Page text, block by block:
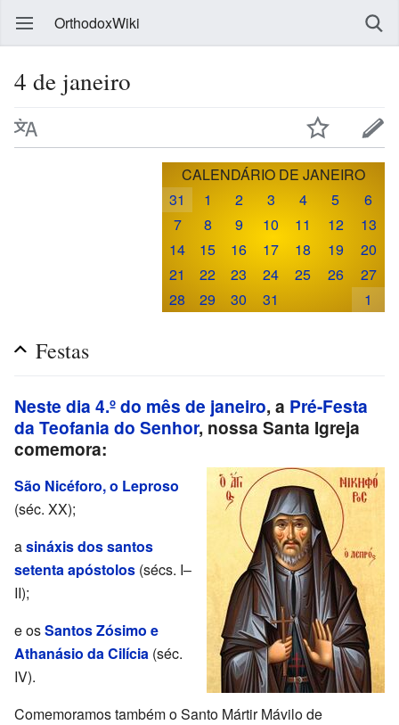
OrthodoxWiki
4 de janeiro
CALENDÁRIO DE JANEIRO
31
1 2 3 4 5
6
7
8 9 10 11 12
13
14
15 16 17 18 19
20
21
22 23 24 25 26
27
28
29 30 31 1
Festas
Neste dia 4.º do mês de janeiro, a Pré-Festa
da Teofania do Senhor, nossa Santa Igreja
comemora:
São Nicéforo, o Leproso
(séc. XX);
asináxis dos santos
setenta apóstolos (sécs. I–
II);
e osSantos Zósimo e
Athanásio da Cilícia (séc.
IV).
Comemoramos também o Santo Mártir Mávilo de